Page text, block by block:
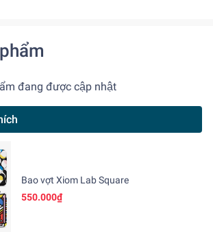
đang được cập nhật
Bao vợt Xiom Lab Square
550.000₫